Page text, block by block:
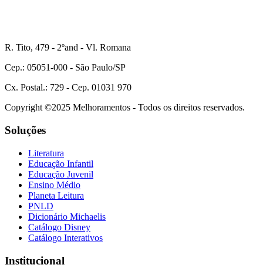
R. Tito, 479 - 2ºand - Vl. Romana
Cep.: 05051-000 - São Paulo/SP
Cx. Postal.: 729 - Cep. 01031 970
Copyright ©2025 Melhoramentos - Todos os direitos reservados.
Soluções
Literatura
Educação Infantil
Educação Juvenil
Ensino Médio
Planeta Leitura
PNLD
Dicionário Michaelis
Catálogo Disney
Catálogo Interativos
Institucional